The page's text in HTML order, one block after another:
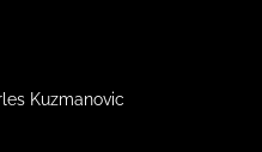
Kuzmanovic